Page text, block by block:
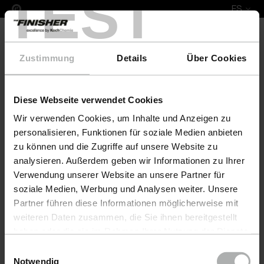
TEST
Zustimmung Details Über Cookies
Diese Webseite verwendet Cookies
Wir verwenden Cookies, um Inhalte und Anzeigen zu
personalisieren, Funktionen für soziale Medien anbieten
zu können und die Zugriffe auf unsere Website zu
analysieren. Außerdem geben wir Informationen zu Ihrer
Verwendung unserer Website an unsere Partner für
soziale Medien, Werbung und Analysen weiter. Unsere
Partner führen diese Informationen möglicherweise mit
weiteren Daten zusammen, die Sie ihnen bereitgestellt
Einstellungen zu den Cookies finden Sie unter
Notwendig
ES
COLOURLOCK Leather Fresh 1 L Beldivani